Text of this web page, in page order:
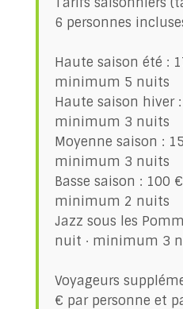
6 personnes
Haute saison été :
minimum 5 nuits
Haute saison hiver
minimum 3 nuits
Moyenne saison :
minimum 3 nuits
Basse saison : 100
minimum 2 nuits
Jazz sous les
nuit · minimum 3
Voyageurs
€ par personne et